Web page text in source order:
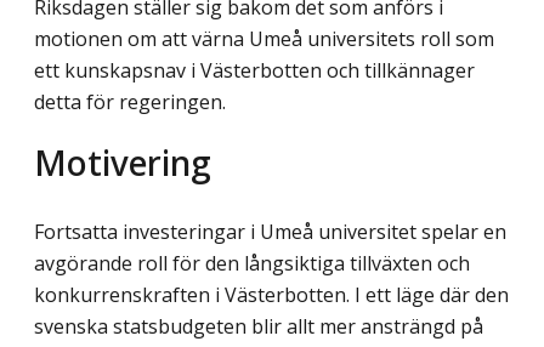
Riksdagen ställer sig bakom det som anförs i
motionen om att värna Umeå universitets roll som
ett kunskapsnav i Västerbotten och tillkännager
detta för regeringen.
Motivering
Fortsatta investeringar i Umeå universitet spelar en
avgörande roll för den långsiktiga tillväxten och
konkurrenskraften i Västerbotten. I ett läge där den
svenska statsbudgeten blir allt mer ansträngd på